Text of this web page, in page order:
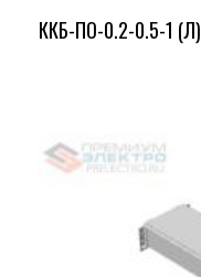
ККБ-ПО-0.2-0.5-1 (Л)